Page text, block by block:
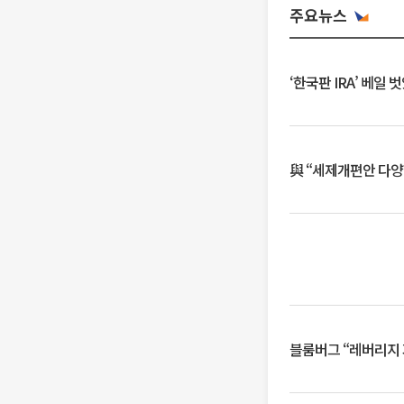
주요뉴스
‘한국판 IRA’ 베일
與 “세제개편안 다
블룸버그 “레버리